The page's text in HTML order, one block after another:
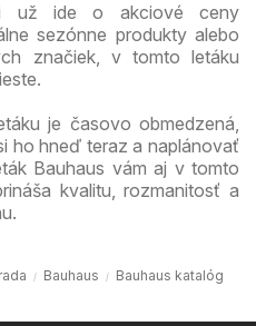
už ide o akciové ceny
sezónne produkty alebo
značiek, v tomto letáku
je časovo obmedzená,
ho hneď teraz a naplánovať
Bauhaus vám aj v tomto
kvalitu, rozmanitosť a
Bauhaus Bauhaus katalóg